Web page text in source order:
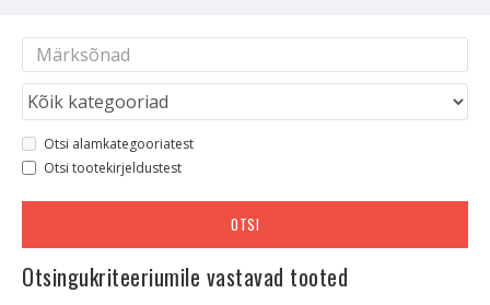
Otsi alamkategooriatest
Otsi tootekirjeldustest
OTSI
Otsingukriteeriumile vastavad tooted